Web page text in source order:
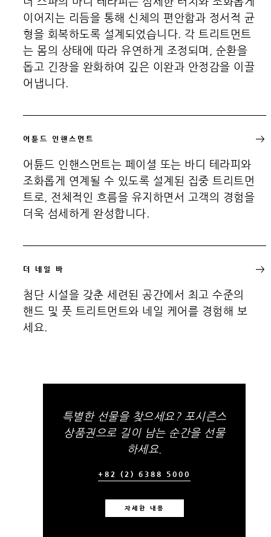
이어지는 리듬을 통해 신체의 편안함과 정서적 균
형을 회복하도록 설계되었습니다. 각 트리트먼트
는 몸의 상태에 따라 유연하게 조정되며, 순환을
돕고 긴장을 완화하여 깊은 이완과 안정감을 이끌
어냅니다.
어튠드 인핸스먼트
어튠드 인핸스먼트는 페이셜 또는 바디 테라피와
조화롭게 연계될 수 있도록 설계된 집중 트리트먼
트로, 전체적인 흐름을 유지하면서 고객의 경험을
더욱 섬세하게 완성합니다.
더 네일 바
첨단 시설을 갖춘 세련된 공간에서 최고 수준의
핸드 및 풋 트리트먼트와 네일 케어를 경험해 보
세요.
특별한 선물을 찾으세요? 포시즌스
상품권으로 길이 남는 순간을 선물
하세요.
+82 (2) 6388 5000
자세한 내용